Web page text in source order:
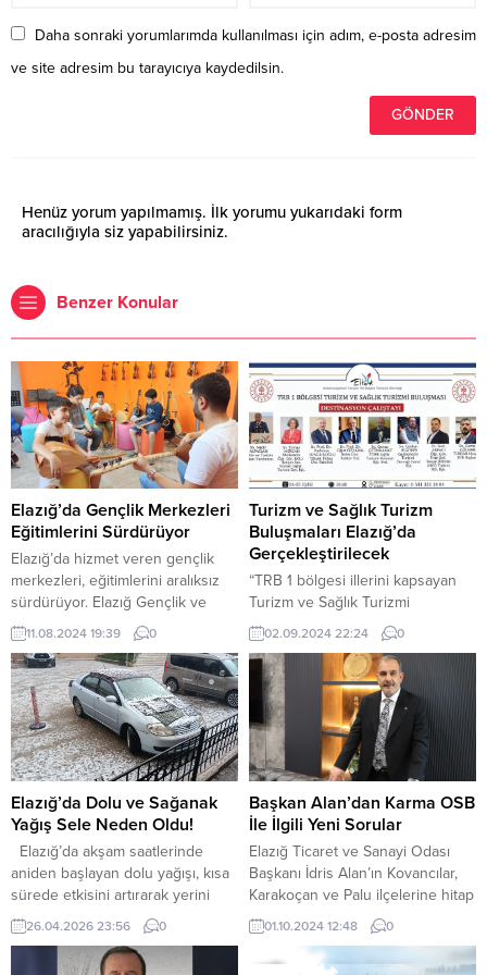
Daha sonraki yorumlarımda kullanılması için adım, e-posta adresim
ve site adresim bu tarayıcıya kaydedilsin.
Henüz yorum yapılmamış. İlk yorumu yukarıdaki form
aracılığıyla siz yapabilirsiniz.
Benzer Konular
Elazığ’da Gençlik Merkezleri
Eğitimlerini Sürdürüyor
Elazığ’da hizmet veren gençlik
merkezleri, eğitimlerini aralıksız
sürdürüyor. Elazığ Gençlik ve
Spor İl Müdürlüğü’ne bağlı 5
merkez, ilçe ve beldedeki
tesisleri ile gençlik merkezleri,
uzman kadrosu ile gençlere
yönelik çok farklı alanlarda zengin
bir faaliyet havuzu ile hizmet
vermeye devam ediyor. Yıl boyu
hiç ara vermeden kurslarına ve
çeşitli etkinliklerine...
11.08.2024 19:39 0
Turizm ve Sağlık Turizm
Buluşmaları Elazığ’da
Gerçekleştirilecek
“TRB 1 bölgesi illerini kapsayan
Turizm ve Sağlık Turizmi
Buluşması Destinasyon Paneli ve
Çalıştayı” 4 Eylül tarihinde
Elazığ’da düzenlenecek. “TRB 1
bölgesi illerini kapsayan turizm ve
sağlık turizmi buluşması
destinasyon paneli ve çalıştayı” 4
eylül tarihinde Elazığ’da
düzenlenecek. Enternasyonal
Turizm ve Sağlık Turizmi Derneği
organizasyonu ile Kültür ve
Turizm Bakanlığının...
02.09.2024 22:24 0
Elazığ’da Dolu ve Sağanak
Yağış Sele Neden Oldu!
Elazığ’da akşam saatlerinde
aniden başlayan dolu yağışı, kısa
sürede etkisini artırarak yerini
şiddetli sağanak yağmura bıraktı.
Elazığ genelinde etkili olan yağış,
hayatı olumsuz etkilerken bazı
26.04.2026 23:56 0
Başkan Alan’dan Karma OSB
İle İlgili Yeni Sorular
Elazığ Ticaret ve Sanayi Odası
Başkanı İdris Alan’ın Kovancılar,
Karakoçan ve Palu ilçelerine hitap
edecek Karma OSB’nin kurulacağı
alanın tahsis süreci ile ilgili
gelinen noktayı sorduğu
01.10.2024 12:48 0